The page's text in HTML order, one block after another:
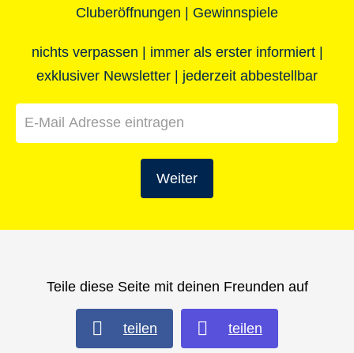
Cluberöffnungen | Gewinnspiele
nichts verpassen | immer als erster informiert |
exklusiver Newsletter | jederzeit abbestellbar
Weiter
Teile diese Seite mit deinen Freunden auf
teilen teilen